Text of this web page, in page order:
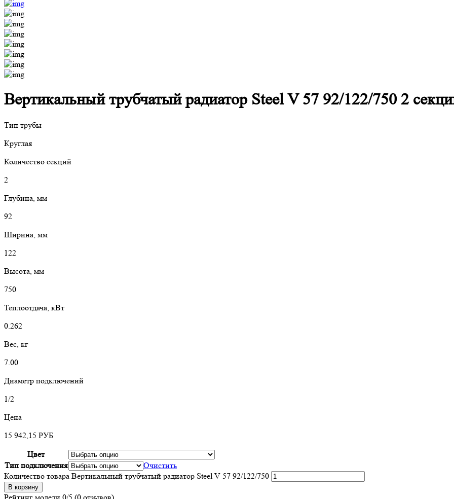
Вертикальный трубчатый радиатор Steel V 57 92/122/750 2
Тип трубы
Круглая
Количество секций
2
Глубина, мм
92
Ширина, мм
122
Высота, мм
750
Теплоотдача, кВт
0.262
Вес, кг
7.00
Диаметр подключений
1/2
Цена
15 942,15 РУБ
Цвет
Тип подключения
Очистить
Количество товара Вертикальный трубчатый радиатор Steel V 57 92/122/750
В корзину